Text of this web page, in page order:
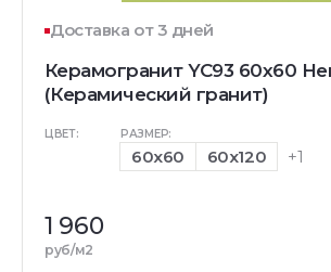
Доставка от 3 дней
Керамогранит YC93 60x60
(Керамический гранит)
ЦВЕТ: РАЗМЕР:
60x60 60x120 +1
1 960
руб/м2